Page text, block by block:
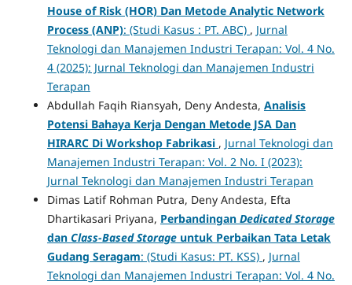
House of Risk (HOR) Dan Metode Analytic Network
Process (ANP): (Studi Kasus : PT. ABC) , Jurnal
Teknologi dan Manajemen Industri Terapan: Vol. 4 No.
4 (2025): Jurnal Teknologi dan Manajemen Industri
Terapan
Abdullah Faqih Riansyah, Deny Andesta, Analisis
Potensi Bahaya Kerja Dengan Metode JSA Dan
HIRARC Di Workshop Fabrikasi , Jurnal Teknologi dan
Manajemen Industri Terapan: Vol. 2 No. I (2023):
Jurnal Teknologi dan Manajemen Industri Terapan
Dimas Latif Rohman Putra, Deny Andesta, Efta
Dhartikasari Priyana, Perbandingan Dedicated Storage
dan Class-Based Storageuntuk Perbaikan Tata Letak
Gudang Seragam: (Studi Kasus: PT. KSS) , Jurnal
Teknologi dan Manajemen Industri Terapan: Vol. 4 No.